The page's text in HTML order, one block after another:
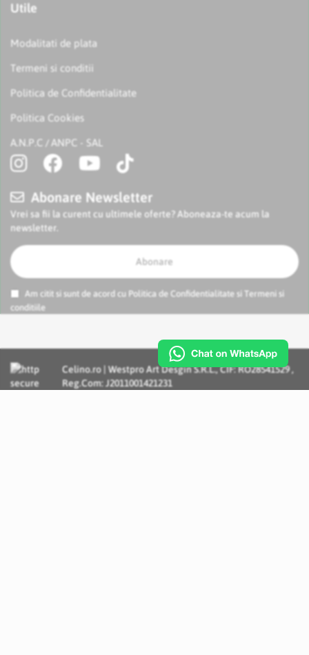
Utile
Modalitati de plata
Termeni si conditii
Politica de Confidentialitate
Politica Cookies
A.N.P.C / ANPC - SAL
Abonare Newsletter
Vrei sa fii la curent cu ultimele oferte? Aboneaza-te acum la
newsletter.
Abonare
Am citit si sunt de acord cu Politica de Confidentialitate si
Termeni si
conditiile
Celino.ro | Westpro Art Desgin S.R.L., CIF: RO28541529 ,
Reg.Com: J2011001421231